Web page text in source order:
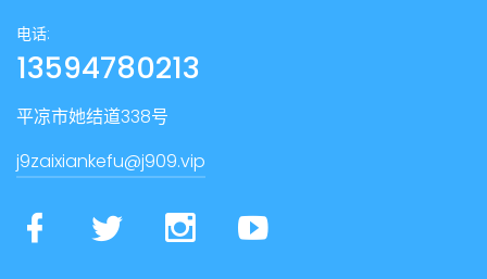
电话:
13594780213
平凉市她结道338号
j9zaixiankefu@j909.vip